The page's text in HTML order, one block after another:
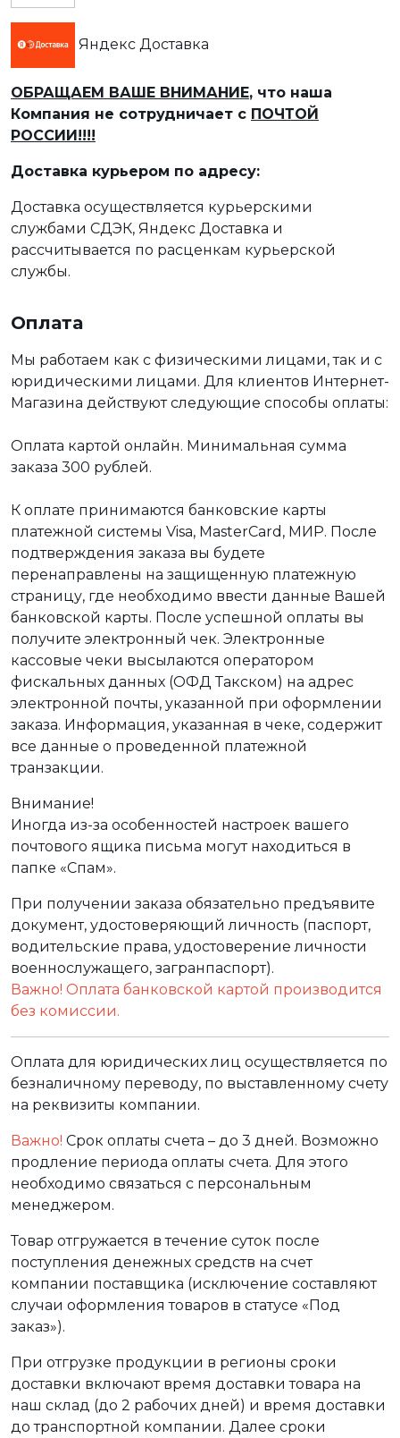
Яндекс Доставка
ОБРАЩАЕМ ВАШЕ ВНИМАНИЕ, что наша
Компания не сотрудничает с ПОЧТОЙ
РОССИИ!!!!
Доставка курьером по адресу:
Доставка осуществляется курьерскими
службами СДЭК, Яндекс Доставка и
рассчитывается по расценкам курьерской
службы.
Оплата
Мы работаем как с физическими лицами, так и с
юридическими лицами. Для клиентов Интернет-
Магазина действуют следующие способы оплаты:
Оплата картой онлайн. Минимальная сумма
заказа 300 рублей.
К оплате принимаются банковские карты
платежной системы Visa, MasterCard, МИР. После
подтверждения заказа вы будете
перенаправлены на защищенную платежную
страницу, где необходимо ввести данные Вашей
банковской карты. После успешной оплаты вы
получите электронный чек. Электронные
кассовые чеки высылаются оператором
фискальных данных (ОФД Такском) на адрес
электронной почты, указанной при оформлении
заказа. Информация, указанная в чеке, содержит
все данные о проведенной платежной
транзакции.
Внимание!
Иногда из-за особенностей настроек вашего
почтового ящика письма могут находиться в
папке «Спам».
При получении заказа обязательно предъявите
документ, удостоверяющий личность (паспорт,
водительские права, удостоверение личности
военнослужащего, загранпаспорт).
Важно! Оплата банковской картой производится
без комиссии.
Оплата для юридических лиц осуществляется по
безналичному переводу, по выставленному счету
на реквизиты компании.
Важно! Срок оплаты счета – до 3 дней. Возможно
продление периода оплаты счета. Для этого
необходимо связаться с персональным
менеджером.
Товар отгружается в течение суток после
поступления денежных средств на счет
компании поставщика (исключение составляют
случаи оформления товаров в статусе «Под
заказ»).
При отгрузке продукции в регионы сроки
доставки включают время доставки товара на
наш склад (до 2 рабочих дней) и время доставки
до транспортной компании. Далее сроки